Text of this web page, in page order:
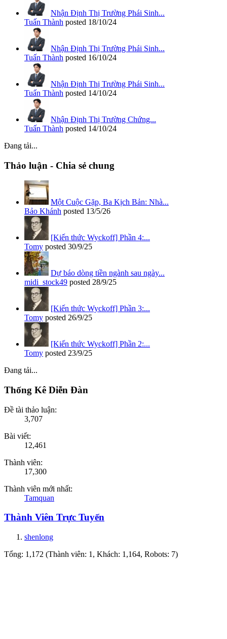
Nhận Định Thị Trường Phái Sinh...
Tuấn Thành posted 18/10/24
Nhận Định Thị Trường Phái Sinh...
Tuấn Thành posted 16/10/24
Nhận Định Thị Trường Phái Sinh...
Tuấn Thành posted 14/10/24
Nhận Định Thị Trường Chứng...
Tuấn Thành posted 14/10/24
Đang tải...
Thảo luận - Chia sẻ chung
Một Cuộc Gặp, Ba Kịch Bản: Nhà...
Bảo Khánh posted 13/5/26
[Kiến thức Wyckoff] Phần 4:...
Tomy posted 30/9/25
Dự báo dòng tiền ngành sau ngày...
midi_stock49 posted 28/9/25
[Kiến thức Wyckoff] Phần 3:...
Tomy posted 26/9/25
[Kiến thức Wyckoff] Phần 2:...
Tomy posted 23/9/25
Đang tải...
Thống Kê Diễn Đàn
Đề tài thảo luận:
3,707
Bài viết:
12,461
Thành viên:
17,300
Thành viên mới nhất:
Tamquan
Thành Viên Trực Tuyến
shenlong
Tổng: 1,172 (Thành viên: 1, Khách: 1,164, Robots: 7)